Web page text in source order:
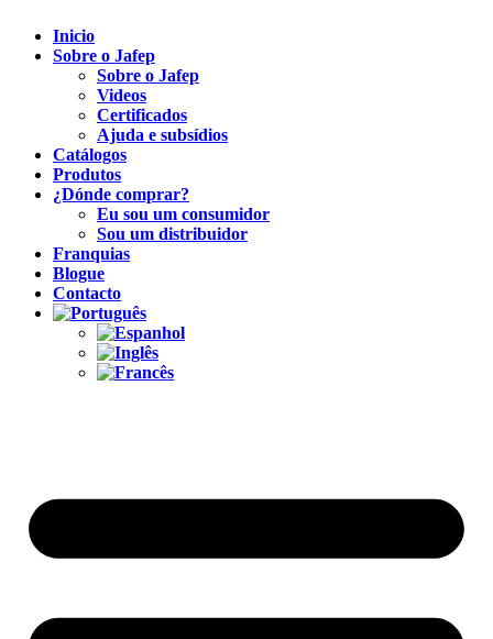
Inicio
Sobre o Jafep
Sobre o Jafep
Videos
Certificados
Ajuda e subsídios
Catálogos
Produtos
¿Dónde comprar?
Eu sou um consumidor
Sou um distribuidor
Franquias
Blogue
Contacto